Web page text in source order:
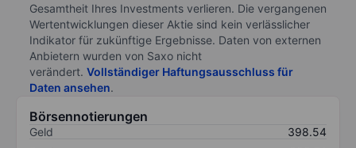
Gesamtheit Ihres Investments verlieren. Die vergangenen
Wertentwicklungen dieser Aktie sind kein verlässlicher
Indikator für zukünftige Ergebnisse. Daten von externen
Anbietern wurden von Saxo nicht
verändert. Vollständiger Haftungsausschluss für
Daten ansehen.
Börsennotierungen
Geld
398.54